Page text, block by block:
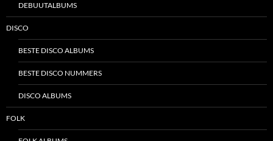
DEBUUTALBUMS
DISCO
BESTE DISCO ALBUMS
BESTE DISCO NUMMERS
DISCO ALBUMS
FOLK